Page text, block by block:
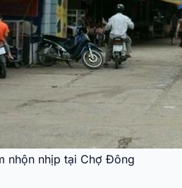
nhộn nhịp tại Chợ Đông